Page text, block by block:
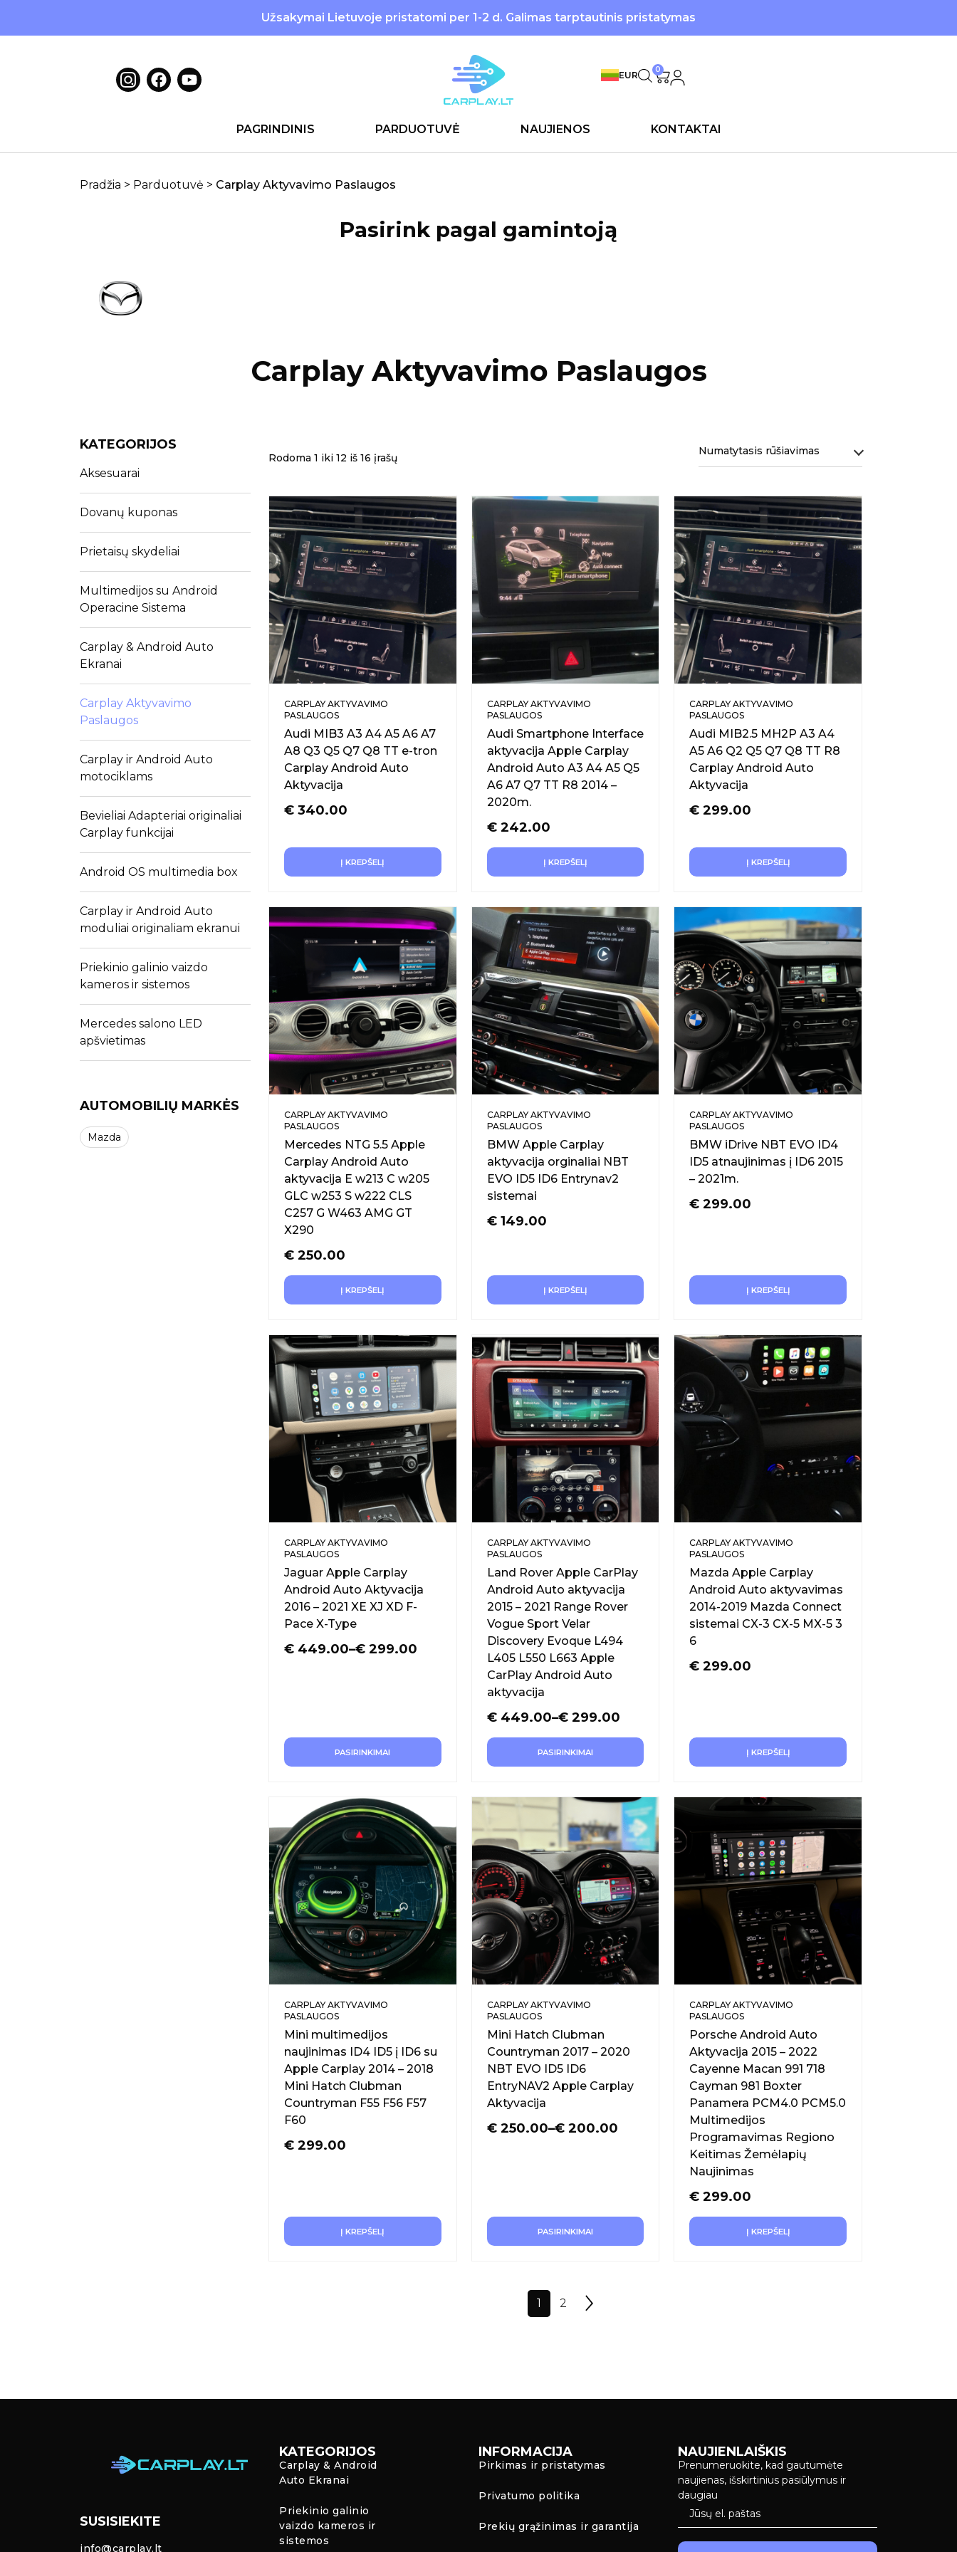
Užsakymai Lietuvoje pristatomi per 1-2 d. Galimas tarptautinis pristatymas
EUR
0
PAGRINDINIS PARDUOTUVĖ NAUJIENOS KONTAKTAI
Pradžia > Parduotuvė > Carplay Aktyvavimo Paslaugos
Pasirink pagal gamintoją
Carplay Aktyvavimo Paslaugos
KATEGORIJOS
Aksesuarai
Dovanų kuponas
Prietaisų skydeliai
Multimedijos su Android
Operacine Sistema
Carplay & Android Auto
Ekranai
Carplay Aktyvavimo
Paslaugos
Carplay ir Android Auto
motociklams
Bevieliai Adapteriai originaliai
Carplay funkcijai
Android OS multimedia box
Carplay ir Android Auto
moduliai originaliam ekranui
Priekinio galinio vaizdo
kameros ir sistemos
Mercedes salono LED
apšvietimas
AUTOMOBILIŲ MARKĖS
Mazda
Rodoma 1 iki 12 iš 16 įrašų
Numatytasis rūšiavimas
CARPLAY AKTYVAVIMO
PASLAUGOS
Audi MIB3 A3 A4 A5 A6 A7
A8 Q3 Q5 Q7 Q8 TT e-tron
Carplay Android Auto
Aktyvacija
€ 340.00
Į KREPŠELĮ
CARPLAY AKTYVAVIMO
PASLAUGOS
Audi Smartphone Interface
aktyvacija Apple Carplay
Android Auto A3 A4 A5 Q5
A6 A7 Q7 TT R8 2014 –
2020m.
€242.00
Į KREPŠELĮ
CARPLAY AKTYVAVIMO
PASLAUGOS
Audi MIB2.5 MH2P A3 A4
A5 A6 Q2 Q5 Q7 Q8 TT R8
Carplay Android Auto
Aktyvacija
€ 299.00
Į KREPŠELĮ
CARPLAY AKTYVAVIMO
PASLAUGOS
Mercedes NTG 5.5 Apple
Carplay Android Auto
aktyvacija E w213 C w205
GLC w253 S w222 CLS
C257 G W463 AMG GT
X290
€ 250.00
Į KREPŠELĮ
CARPLAY AKTYVAVIMO
PASLAUGOS
BMW Apple Carplay
aktyvacija orginaliai NBT
EVO ID5 ID6 Entrynav2
sistemai
€149.00
Į KREPŠELĮ
CARPLAY AKTYVAVIMO
PASLAUGOS
BMW iDrive NBT EVO ID4
ID5 atnaujinimas į ID6 2015
– 2021m.
€ 299.00
Į KREPŠELĮ
CARPLAY AKTYVAVIMO
PASLAUGOS
Jaguar Apple Carplay
Android Auto Aktyvacija
2016 – 2021 XE XJ XD F-
Pace X-Type
€ 299.00
–
€ 449.00
PASIRINKIMAI
CARPLAY AKTYVAVIMO
PASLAUGOS
Land Rover Apple CarPlay
Android Auto aktyvacija
2015 – 2021 Range Rover
Vogue Sport Velar
Discovery Evoque L494
L405 L550 L663 Apple
CarPlay Android Auto
aktyvacija
€299.00
–
€449.00
PASIRINKIMAI
CARPLAY AKTYVAVIMO
PASLAUGOS
Mazda Apple Carplay
Android Auto aktyvavimas
2014-2019 Mazda Connect
sistemai CX-3 CX-5 MX-5 3
6
€ 299.00
Į KREPŠELĮ
CARPLAY AKTYVAVIMO
PASLAUGOS
Mini multimedijos
naujinimas ID4 ID5 į ID6 su
Apple Carplay 2014 – 2018
Mini Hatch Clubman
Countryman F55 F56 F57
F60
€ 299.00
Į KREPŠELĮ
CARPLAY AKTYVAVIMO
PASLAUGOS
Mini Hatch Clubman
Countryman 2017 – 2020
NBT EVO ID5 ID6
EntryNAV2 Apple Carplay
Aktyvacija
€200.00
–
€250.00
PASIRINKIMAI
CARPLAY AKTYVAVIMO
PASLAUGOS
Porsche Android Auto
Aktyvacija 2015 – 2022
Cayenne Macan 991 718
Cayman 981 Boxter
Panamera PCM4.0 PCM5.0
Multimedijos
Programavimas Regiono
Keitimas Žemėlapių
Naujinimas
€ 299.00
Į KREPŠELĮ
1 2
SUSISIEKITE
info@carplay.lt
KATEGORIJOS
Carplay & Android
Auto Ekranai
Priekinio galinio
vaizdo kameros ir
sistemos
INFORMACIJA
Pirkimas ir pristatymas
Privatumo politika
Prekių grąžinimas ir garantija
NAUJIENLAIŠKIS
Prenumeruokite, kad gautumėte
naujienas, išskirtinius pasiūlymus ir
daugiau